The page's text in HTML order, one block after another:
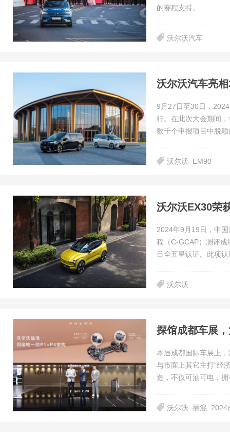
的赛程支持。
沃尔沃汽车
9月27日至30日，
行。在此次大会期间
数千个申报项目中脱颖
沃尔沃 EM90
沃尔沃EX30荣
2024年9月19日，中
程（C-GCAP）测评
目全五星认证。此项
沃尔沃
本届成都国际车展上
与市面上其它主打“经
造，不仅可油可电，
沃尔沃 插混 2024